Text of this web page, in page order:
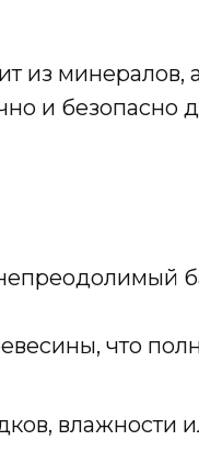
из минералов,
и безопасно
что
влажности